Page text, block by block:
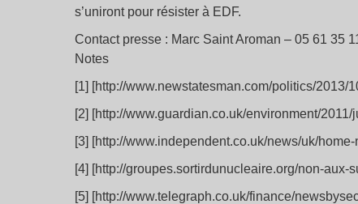
s’uniront pour résister à EDF.
Contact presse : Marc Saint Aroman – 05 61 35
Notes
[1] [http://www.newstatesman.com/politics/
[2] [http://www.guardian.co.uk/environment/
[3] [http://www.independent.co.uk/news/uk/
[4] [http://groupes.sortirdunucleaire.org/non-aux-
[5] [http://www.telegraph.co.uk/finance/